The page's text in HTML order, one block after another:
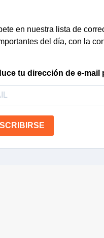
en nuestra lista de
del día, con la
tu dirección de e-mail